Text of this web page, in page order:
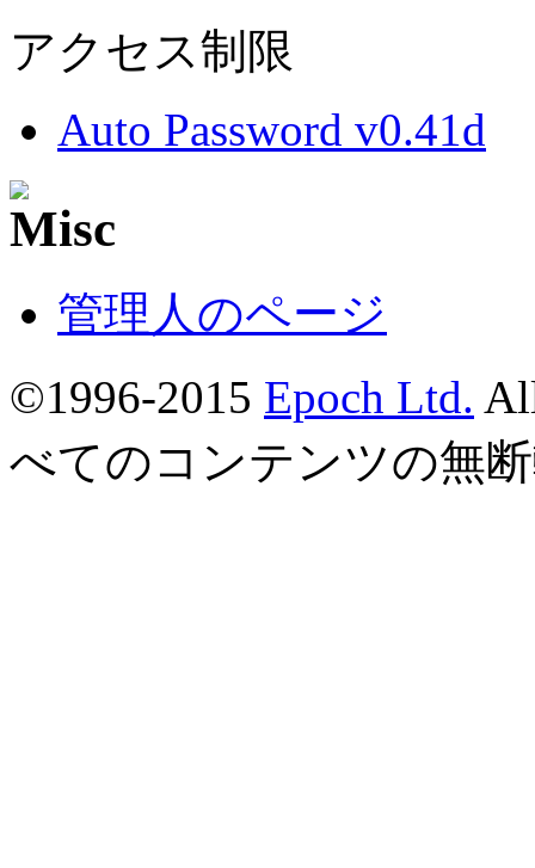
アクセス制限
Auto Password v0.41d
管理人のページ
©1996-2015 Epoch Ltd.
べてのコンテンツの無